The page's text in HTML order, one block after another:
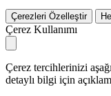
Çerezleri Özelleştir
Çerez Kullanımı
Çerez tercihlerinizi
detaylı bilgi için